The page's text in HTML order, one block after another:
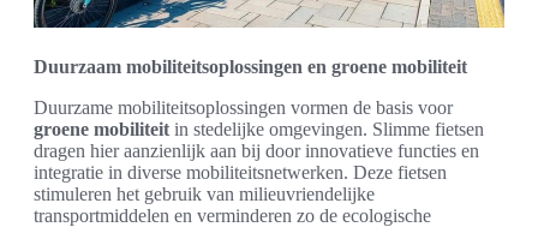
Duurzaam mobiliteitsoplossingen en groene mobiliteit
Duurzame mobiliteitsoplossingen vormen de basis voor
groene mobiliteit in stedelijke omgevingen. Slimme fietsen
dragen hier aanzienlijk aan bij door innovatieve functies en
integratie in diverse mobiliteitsnetwerken. Deze fietsen
stimuleren het gebruik van milieuvriendelijke
transportmiddelen en verminderen zo de ecologische